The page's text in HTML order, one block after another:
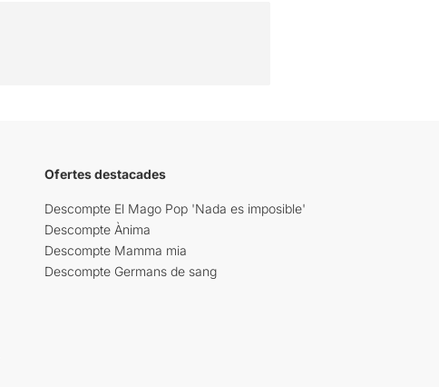
Ofertes destacades
Descompte El Mago Pop 'Nada es imposible'
Descompte Ànima
Descompte Mamma mia
Descompte Germans de sang